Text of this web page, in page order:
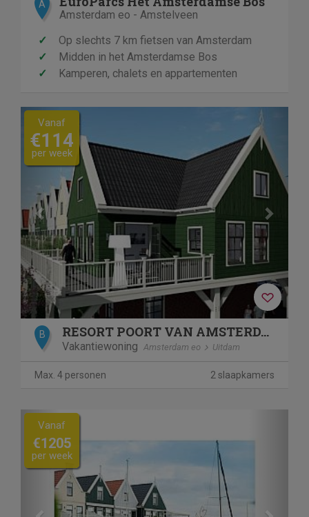
A
Amsterdam eo - Amstelveen
✓
Op slechts 7 km fietsen van Amsterdam
✓
Midden in het Amsterdamse Bos
✓
Kamperen, chalets en appartementen
Previous
Vanaf
€114
per week
B RESORT POORT VAN AMSTERDAM
Vakantiewoning Amsterdam eo Uitdam
Max. 4 personen 2 slaapkamers
Previous
Vanaf
€1205
per week